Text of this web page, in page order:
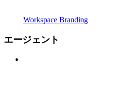
Workspace Branding
エージェント